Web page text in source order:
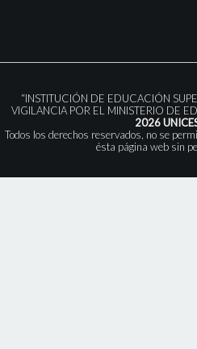
“INSTITUCIÓN DE EDUCACIÓN
VIGILANCIA POR EL MINISTERIO DE
2026
Todos los derechos reservados, no se
ésta página web sin